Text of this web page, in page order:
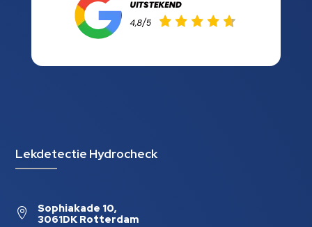
Lekdetectie Hydrocheck

Sophiakade 10,
3061DK Rotterdam